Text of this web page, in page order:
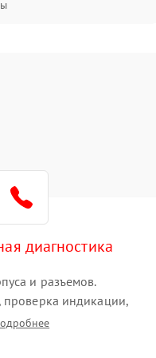
диагностика
и разъемов.
индикации,
кодов ошибок. Измерение